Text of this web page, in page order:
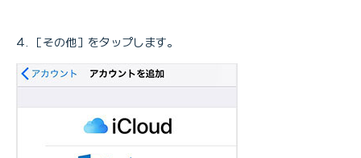
［その他］をタップします。